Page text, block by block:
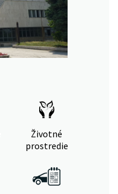
Životné
prostredie